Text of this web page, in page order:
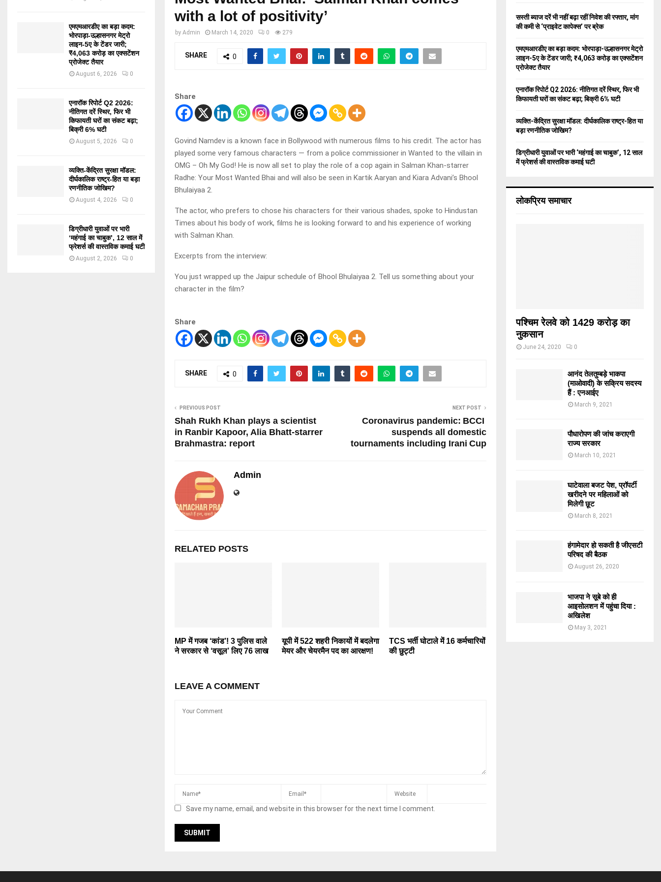
with a lot of positivity’
by Admin March 14, 2020 0 279
SHARE 0
Share
Govind Namdev is a known face in Bollywood with numerous films to his credit. The actor has
played some very famous characters — from a police commissioner in Wanted to the villain in
OMG – Oh My God! He is now all set to play the role of a cop again in Salman Khan-starrer
Radhe: Your Most Wanted Bhai and will also be seen in Kartik Aaryan and Kiara Advani’s Bhool
Bhulaiyaa 2.
The actor, who prefers to chose his characters for their various shades, spoke to Hindustan
Times about his body of work, films he is looking forward to and his experience of working
with Salman Khan.
Excerpts from the interview:
You just wrapped up the Jaipur schedule of Bhool Bhulaiyaa 2. Tell us something about your
character in the film?
Share
SHARE 0
PREVIOUS POST
Shah Rukh Khan plays a scientist
in Ranbir Kapoor, Alia Bhatt-starrer
Brahmastra: report
NEXT POST
Coronavirus pandemic: BCCI
suspends all domestic
tournaments including Irani Cup
Admin
RELATED POSTS
MP में गजब ‘कांड’! 3 पुलिस वाले
ने सरकार से ‘वसूल’ लिए 76 लाख
यूपी में 522 शहरी निकायों में बदलेगा
मेयर और चेयरमैन पद का आरक्षण!
TCS भर्ती घोटाले में 16 कर्मचारियों
की छुट्टी
LEAVE A COMMENT
Save my name, email, and website in this browser for the next time I comment.
एमएमआरडीए का बड़ा कदम:
भोरपाड़ा-उल्हासनगर मेट्रो
लाइन-5ए के टेंडर जारी;
₹4,063 करोड़ का एक्सटेंशन
प्रोजेक्ट तैयार
August 6, 2026 0
एनारॉक रिपोर्ट Q2 2026:
नीतिगत दरें स्थिर, फिर भी
किफायती घरों का संकट बढ़ा;
बिक्री 6% घटी
August 5, 2026 0
व्यक्ति-केंद्रित सुरक्षा मॉडल:
दीर्घकालिक राष्ट्र-हित या बड़ा
रणनीतिक जोखिम?
August 4, 2026 0
डिग्रीधारी युवाओं पर भारी
‘महंगाई का चाबुक’, 12 साल में
फ्रेशर्स की वास्तविक कमाई घटी
August 2, 2026 0
o
r
C
सस्ती ब्याज दरें भी नहीं बढ़ा रहीं निवेश की रफ्तार, मांग
की कमी से ‘प्राइवेट कापेक्स’ पर ब्रेक
एमएमआरडीए का बड़ा कदम: भोरपाड़ा-उल्हासनगर मेट्रो
लाइन-5ए के टेंडर जारी; ₹4,063 करोड़ का एक्सटेंशन
प्रोजेक्ट तैयार
एनारॉक रिपोर्ट Q2 2026: नीतिगत दरें स्थिर, फिर भी
किफायती घरों का संकट बढ़ा; बिक्री 6% घटी
व्यक्ति-केंद्रित सुरक्षा मॉडल: दीर्घकालिक राष्ट्र-हित या
बड़ा रणनीतिक जोखिम?
डिग्रीधारी युवाओं पर भारी ‘महंगाई का चाबुक’, 12 साल
में फ्रेशर्स की वास्तविक कमाई घटी
लोकप्रिय समाचार
पश्चिम रेलवे को 1429 करोड़ का
नुकसान
June 24, 2020 0
आनंद तेलतुम्बड़े भाकपा
(माओवादी) के सक्रिय सदस्य
हैं : एनआईए
March 9, 2021
पौधारोपण की जांच कराएगी
राज्य सरकार
March 10, 2021
घाटेवाला बजट पेश, प्रॉपर्टी
खरीदने पर महिलाओं को
मिलेगी छूट
March 8, 2021
हंगामेदार हो सकती है जीएसटी
परिषद की बैठक
August 26, 2020
भाजपा ने सूबे को ही
आइसोलशन में पहुंचा दिया :
अखिलेश
May 3, 2021